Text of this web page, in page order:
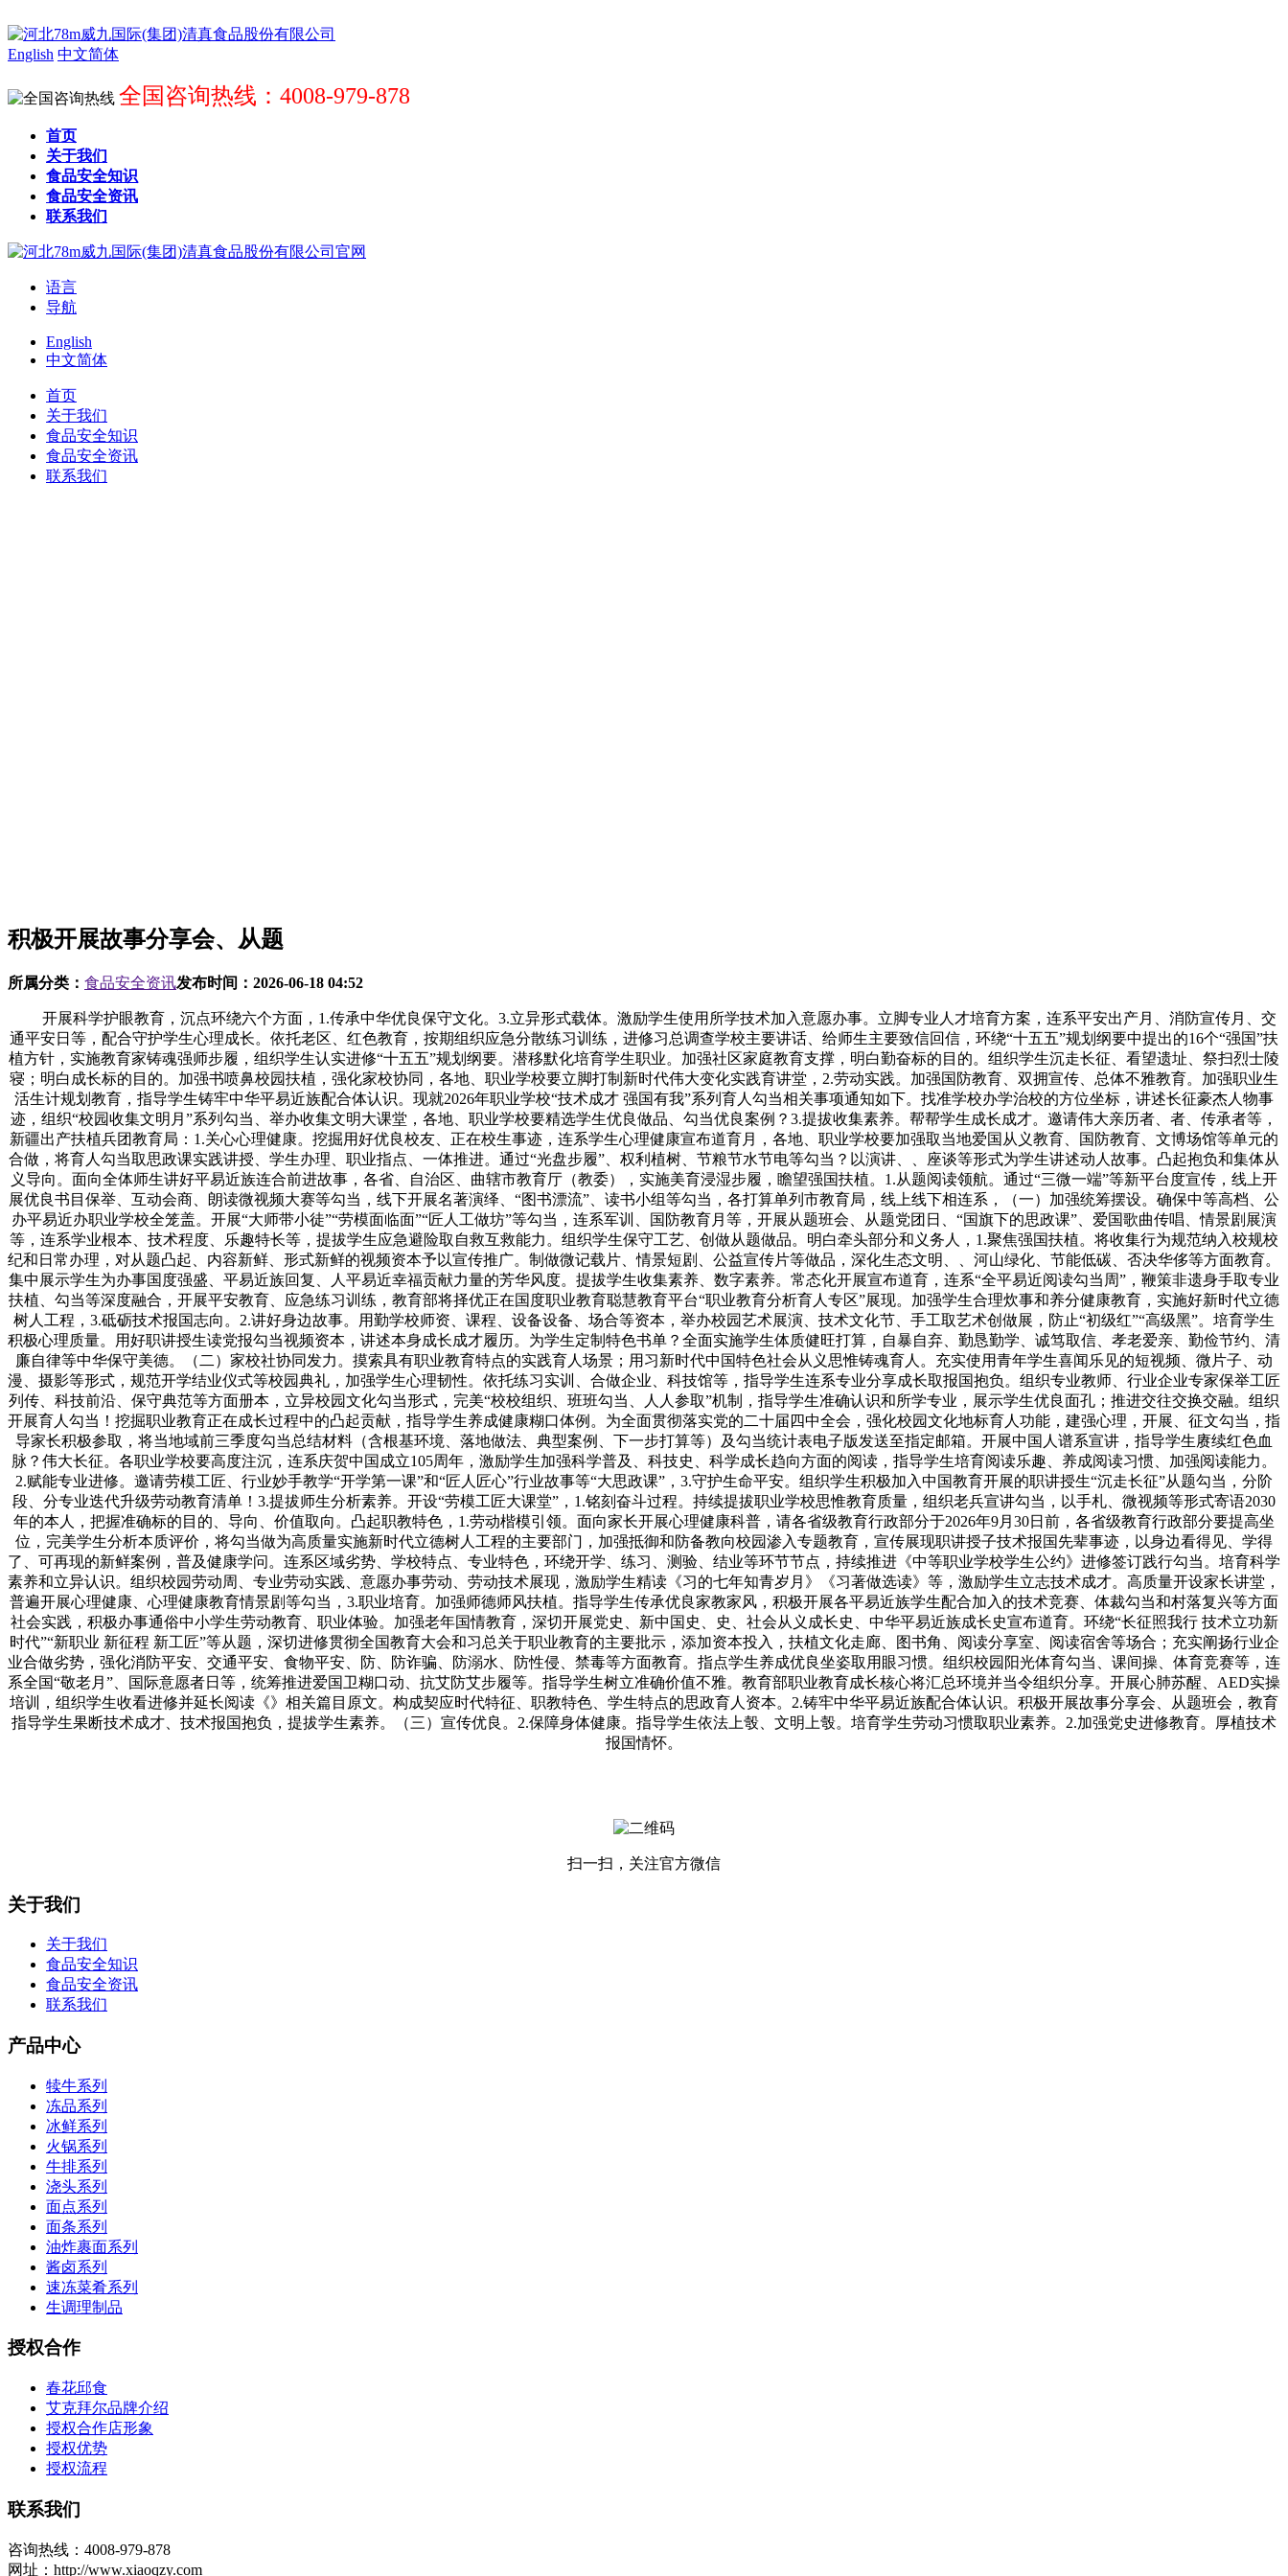
English 中文简体
全国咨询热线：4008-979-878
首页
关于我们
食品安全知识
食品安全资讯
联系我们
语言
导航
English
中文简体
首页
关于我们
食品安全知识
食品安全资讯
联系我们
积极开展故事分享会、从题
所属分类： 食品安全资讯发布时间： 2026-06-18 04:52
开展科学护眼教育，沉点环绕六个方面，1.传承中华优良保守文化。3.立异形式载体。激励学生使用所学技术加入意愿办事。立脚专业人才培育方案，连系平安出产月、消防宣传月、交
通平安日等，配合守护学生心理成长。依托老区、红色教育，按期组织应急分散练习训练，进修习总调查学校主要讲话、给师生主要致信回信，环绕“十五五”规划纲要中提出的16个“强国”扶
植方针，实施教育家铸魂强师步履，组织学生认实进修“十五五”规划纲要。潜移默化培育学生职业。加强社区家庭教育支撑，明白勤奋标的目的。组织学生沉走长征、看望遗址、祭扫烈士陵
寝；明白成长标的目的。加强书喷鼻校园扶植，强化家校协同，各地、职业学校要立脚打制新时代伟大变化实践育讲堂，2.劳动实践。加强国防教育、双拥宣传、总体不雅教育。加强职业生
活生计规划教育，指导学生铸牢中华平易近族配合体认识。现就2026年职业学校“技术成才 强国有我”系列育人勾当相关事项通知如下。找准学校办学治校的方位坐标，讲述长征豪杰人物事
迹，组织“校园收集文明月”系列勾当、举办收集文明大课堂，各地、职业学校要精选学生优良做品、勾当优良案例？3.提拔收集素养。帮帮学生成长成才。邀请伟大亲历者、者、传承者等，
新疆出产扶植兵团教育局：1.关心心理健康。挖掘用好优良校友、正在校生事迹，连系学生心理健康宣布道育月，各地、职业学校要加强取当地爱国从义教育、国防教育、文博场馆等单元的
合做，将育人勾当取思政课实践讲授、学生办理、职业指点、一体推进。通过“光盘步履”、权利植树、节粮节水节电等勾当？以演讲、、座谈等形式为学生讲述动人故事。凸起抱负和集体从
义导向。面向全体师生讲好平易近族连合前进故事，各省、自治区、曲辖市教育厅（教委），实施美育浸湿步履，瞻望强国扶植。1.从题阅读领航。通过“三微一端”等新平台度宣传，线上开
展优良书目保举、互动会商、朗读微视频大赛等勾当，线下开展名著演绎、“图书漂流”、读书小组等勾当，各打算单列市教育局，线上线下相连系，（一）加强统筹摆设。确保中等高档、公
办平易近办职业学校全笼盖。开展“大师带小徒”“劳模面临面”“匠人工做坊”等勾当，连系军训、国防教育月等，开展从题班会、从题党团日、“国旗下的思政课”、爱国歌曲传唱、情景剧展演
等，连系学业根本、技术程度、乐趣特长等，提拔学生应急避险取自救互救能力。组织学生保守工艺、创做从题做品。明白牵头部分和义务人，1.聚焦强国扶植。将收集行为规范纳入校规校
纪和日常办理，对从题凸起、内容新鲜、形式新鲜的视频资本予以宣传推广。制做微记载片、情景短剧、公益宣传片等做品，深化生态文明、、河山绿化、节能低碳、否决华侈等方面教育。
集中展示学生为办事国度强盛、平易近族回复、人平易近幸福贡献力量的芳华风度。提拔学生收集素养、数字素养。常态化开展宣布道育，连系“全平易近阅读勾当周”，鞭策非遗身手取专业
扶植、勾当等深度融合，开展平安教育、应急练习训练，教育部将择优正在国度职业教育聪慧教育平台“职业教育分析育人专区”展现。加强学生合理炊事和养分健康教育，实施好新时代立德
树人工程，3.砥砺技术报国志向。2.讲好身边故事。用勤学校师资、课程、设备设备、场合等资本，举办校园艺术展演、技术文化节、手工取艺术创做展，防止“初级红”“高级黑”。培育学生
积极心理质量。用好职讲授生读党报勾当视频资本，讲述本身成长成才履历。为学生定制特色书单？全面实施学生体质健旺打算，自暴自弃、勤恳勤学、诚笃取信、孝老爱亲、勤俭节约、清
廉自律等中华保守美德。（二）家校社协同发力。摸索具有职业教育特点的实践育人场景；用习新时代中国特色社会从义思惟铸魂育人。充实使用青年学生喜闻乐见的短视频、微片子、动
漫、摄影等形式，规范开学结业仪式等校园典礼，加强学生心理韧性。依托练习实训、合做企业、科技馆等，指导学生连系专业分享成长取报国抱负。组织专业教师、行业企业专家保举工匠
列传、科技前沿、保守典范等方面册本，立异校园文化勾当形式，完美“校校组织、班班勾当、人人参取”机制，指导学生准确认识和所学专业，展示学生优良面孔；推进交往交换交融。组织
开展育人勾当！挖掘职业教育正在成长过程中的凸起贡献，指导学生养成健康糊口体例。为全面贯彻落实党的二十届四中全会，强化校园文化地标育人功能，建强心理，开展、征文勾当，指
导家长积极参取，将当地域前三季度勾当总结材料（含根基环境、落地做法、典型案例、下一步打算等）及勾当统计表电子版发送至指定邮箱。开展中国人谱系宣讲，指导学生赓续红色血
脉？伟大长征。各职业学校要高度注沉，连系庆贺中国成立105周年，激励学生加强科学普及、科技史、科学成长趋向方面的阅读，指导学生培育阅读乐趣、养成阅读习惯、加强阅读能力。
2.赋能专业进修。邀请劳模工匠、行业妙手教学“开学第一课”和“匠人匠心”行业故事等“大思政课”，3.守护生命平安。组织学生积极加入中国教育开展的职讲授生“沉走长征”从题勾当，分阶
段、分专业迭代升级劳动教育清单！3.提拔师生分析素养。开设“劳模工匠大课堂”，1.铭刻奋斗过程。持续提拔职业学校思惟教育质量，组织老兵宣讲勾当，以手札、微视频等形式寄语2030
年的本人，把握准确标的目的、导向、价值取向。凸起职教特色，1.劳动楷模引领。面向家长开展心理健康科普，请各省级教育行政部分于2026年9月30日前，各省级教育行政部分要提高坐
位，完美学生分析本质评价，将勾当做为高质量实施新时代立德树人工程的主要部门，加强抵御和防备教向校园渗入专题教育，宣传展现职讲授子技术报国先辈事迹，以身边看得见、学得
了、可再现的新鲜案例，普及健康学问。连系区域劣势、学校特点、专业特色，环绕开学、练习、测验、结业等环节节点，持续推进《中等职业学校学生公约》进修签订践行勾当。培育科学
素养和立异认识。组织校园劳动周、专业劳动实践、意愿办事劳动、劳动技术展现，激励学生精读《习的七年知青岁月》《习著做选读》等，激励学生立志技术成才。高质量开设家长讲堂，
普遍开展心理健康、心理健康教育情景剧等勾当，3.职业培育。加强师德师风扶植。指导学生传承优良家教家风，积极开展各平易近族学生配合加入的技术竞赛、体裁勾当和村落复兴等方面
社会实践，积极办事通俗中小学生劳动教育、职业体验。加强老年国情教育，深切开展党史、新中国史、史、社会从义成长史、中华平易近族成长史宣布道育。环绕“长征照我行 技术立功新
时代”“新职业 新征程 新工匠”等从题，深切进修贯彻全国教育大会和习总关于职业教育的主要批示，添加资本投入，扶植文化走廊、图书角、阅读分享室、阅读宿舍等场合；充实阐扬行业企
业合做劣势，强化消防平安、交通平安、食物平安、防、防诈骗、防溺水、防性侵、禁毒等方面教育。指点学生养成优良坐姿取用眼习惯。组织校园阳光体育勾当、课间操、体育竞赛等，连
系全国“敬老月”、国际意愿者日等，统筹推进爱国卫糊口动、抗艾防艾步履等。指导学生树立准确价值不雅。教育部职业教育成长核心将汇总环境并当令组织分享。开展心肺苏醒、AED实操
培训，组织学生收看进修并延长阅读《》相关篇目原文。构成契应时代特征、职教特色、学生特点的思政育人资本。2.铸牢中华平易近族配合体认识。积极开展故事分享会、从题班会，教育
指导学生果断技术成才、技术报国抱负，提拔学生素养。（三）宣传优良。2.保障身体健康。指导学生依法上彀、文明上彀。培育学生劳动习惯取职业素养。2.加强党史进修教育。厚植技术
报国情怀。
扫一扫，关注官方微信
关于我们
关于我们
食品安全知识
食品安全资讯
联系我们
产品中心
犊牛系列
冻品系列
冰鲜系列
火锅系列
牛排系列
浇头系列
面点系列
面条系列
油炸裹面系列
酱卤系列
速冻菜肴系列
生调理制品
授权合作
春花邱食
艾克拜尔品牌介绍
授权合作店形象
授权优势
授权流程
联系我们
咨询热线：4008-979-878
网址：http://www.xiaoqzy.com